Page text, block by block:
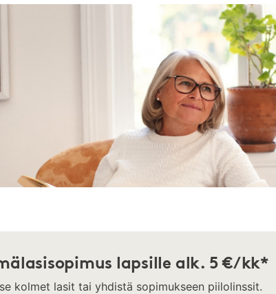
lapsille alk. 5 €/kk*
kolmet lasit tai yhdistä sopimukseen piilolinssit.